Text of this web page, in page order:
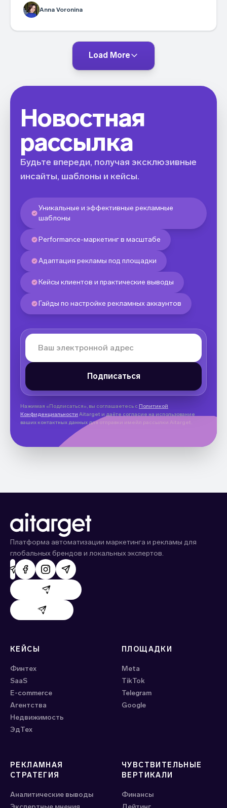
Tier-2 биржи с AdHand by Aitarget.
Anna Voronina
Load More
Новостная
рассылка
Будьте впереди, получая эксклюзивные
инсайты, шаблоны и кейсы.
Уникальные и эффективные рекламные
шаблоны
Performance-маркетинг в масштабе
Адаптация рекламы под площадки
Кейсы клиентов и практические выводы
Гайды по настройке рекламных аккаунтов
Нажимая «Подписаться», вы соглашаетесь с Политикой
Конфиденциальности Aitarget и даёте согласие на использование
ваших контактных данных для отправки имейл рассылки Aitarget.
Платформа автоматизации маркетинга и рекламы для
глобальных брендов и локальных экспертов.
Поддержка AdHand
Поддержка Evido
КЕЙСЫ
Финтех
SaaS
E-commerce
Агентства
Недвижимость
ЭдТех
ПЛОЩАДКИ
Meta
ТikTok
Telegram
Google
РЕКЛАМНАЯ
СТРАТЕГИЯ
Аналитические выводы
ЧУВСТВИТЕЛЬНЫЕ
ВЕРТИКАЛИ
Финансы